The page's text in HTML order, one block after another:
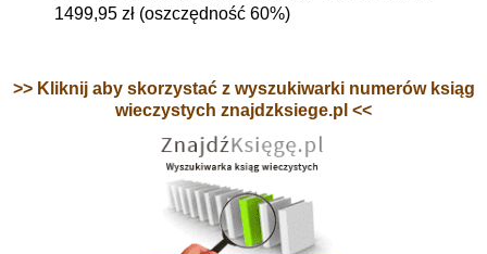
1499,95 zł (oszczędność 60%)
>> Kliknij aby skorzystać z wyszukiwarki numerów ksiąg
wieczystych znajdzksiege.pl <<